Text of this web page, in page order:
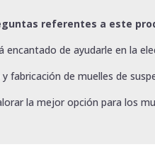
referentes a este
de ayudarle en la
fabricación de muelles de
la mejor opción para los